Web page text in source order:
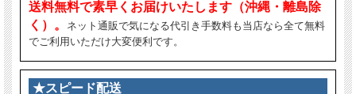
送料無料で素早くお届けいたします（沖縄・離島除
く）。
ネット通販で気になる代引き手数料も当店なら全て無料
でご利用いただけ大変便利です。
★スピード配送